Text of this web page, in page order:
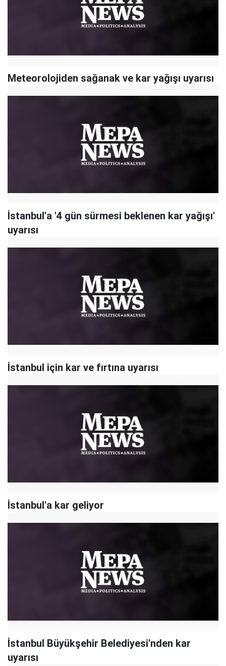
Meteorolojiden sağanak ve kar yağışı uyarısı
İstanbul'a '4 gün sürmesi beklenen kar yağışı'
uyarısı
İstanbul için kar ve fırtına uyarısı
İstanbul'a kar geliyor
İstanbul Büyükşehir Belediyesi'nden kar
uyarısı